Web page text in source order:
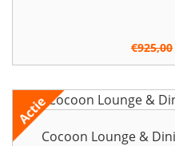
€925,00
Cocoon Lounge &